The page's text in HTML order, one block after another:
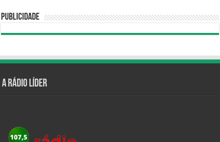
Publicidade
A Rádio Líder